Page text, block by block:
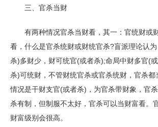
三、官杀当财
有两种情况官杀当财看，其一：官统财或
看，什么是官杀统财或财统官杀?盲派理论认
杀)多财少，财可统官(或者杀);命局中财多官(
杀)可统财，不管财统官杀或官杀统财，官杀都
情况是干财支官(或者杀)，为官杀带财象，官
杀有制，但制服不太好，官杀可以当财富看。
财富级别会很高。